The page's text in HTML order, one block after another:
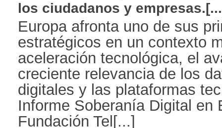
los ciudadanos y
Europa afronta uno de sus
estratégicos en un contexto
aceleración tecnológica, el
creciente relevancia de los
digitales y las plataformas
Informe Soberanía Digital en
Fundación Tel[...]